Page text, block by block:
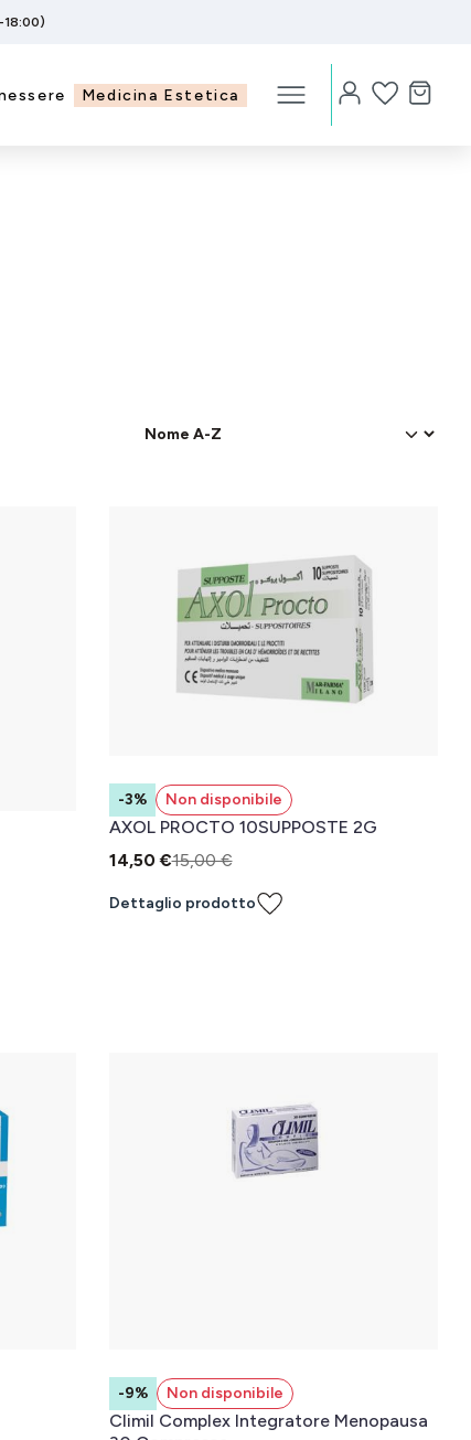
18:00)
Medicina Estetica
-3% Non disponibile
AXOL PROCTO 10SUPPOSTE 2G
14,50 €15,00 €
Dettaglio prodotto
-9% Non disponibile
Climil Complex Integratore Menopausa